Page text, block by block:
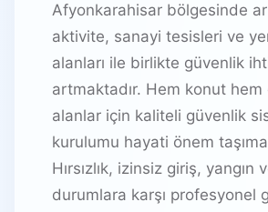
Afyonkarahisar bölgesinde
aktivite, sanayi tesisleri ve
alanları ile birlikte güvenlik
artmaktadır. Hem konut
alanlar için kaliteli güvenlik
kurulumu hayati önem
Hırsızlık, izinsiz giriş, yangın
durumlara karşı profesyonel